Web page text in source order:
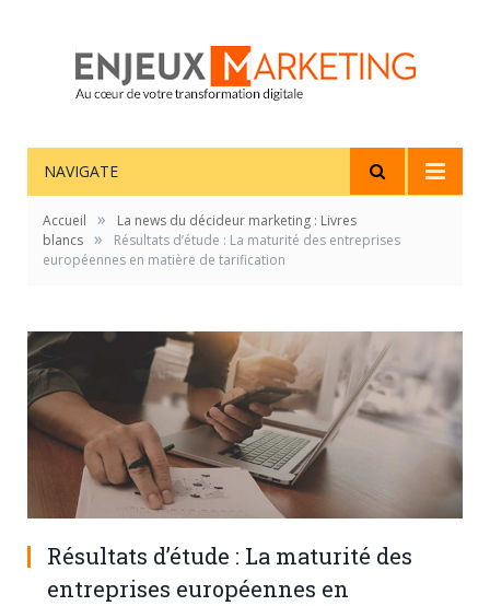
NAVIGATE
Accueil »
La news du décideur marketing : Livres
blancs »
Résultats d’étude : La maturité des entreprises
européennes en matière de tarification
Résultats d’étude : La maturité des
entreprises européennes en